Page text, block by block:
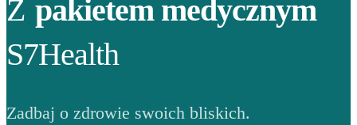
Z pakietem medycznym
S7Health
Zadbaj o zdrowie swoich bliskich.